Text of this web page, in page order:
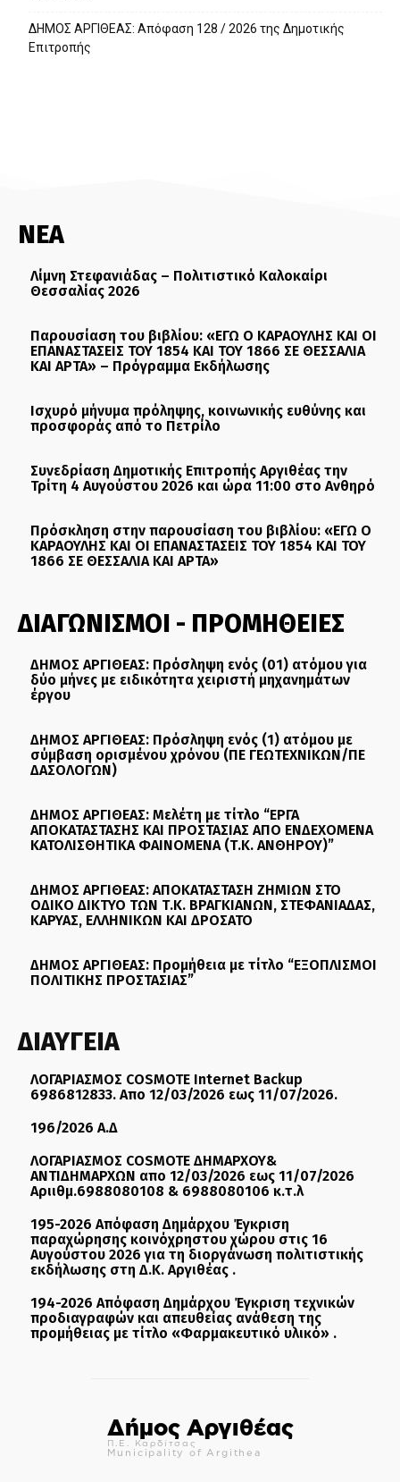
ΔΗΜΟΣ ΑΡΓΙΘΕΑΣ: Απόφαση 128 / 2026 της Δημοτικής
Επιτροπής
ΝΕΑ
Λίμνη Στεφανιάδας – Πολιτιστικό Καλοκαίρι
Θεσσαλίας 2026
Παρουσίαση του βιβλίου: «ΕΓΩ Ο ΚΑΡΑΟΥΛΗΣ ΚΑΙ ΟΙ
ΕΠΑΝΑΣΤΑΣΕΙΣ ΤΟΥ 1854 ΚΑΙ ΤΟΥ 1866 ΣΕ ΘΕΣΣΑΛΙΑ
ΚΑΙ ΑΡΤΑ» – Πρόγραμμα Εκδήλωσης
Ισχυρό μήνυμα πρόληψης, κοινωνικής ευθύνης και
προσφοράς από το Πετρίλο
Συνεδρίαση Δημοτικής Επιτροπής Αργιθέας την
Τρίτη 4 Αυγούστου 2026 και ώρα 11:00 στο Ανθηρό
Πρόσκληση στην παρουσίαση του βιβλίου: «ΕΓΩ Ο
ΚΑΡΑΟΥΛΗΣ ΚΑΙ ΟΙ ΕΠΑΝΑΣΤΑΣΕΙΣ ΤΟΥ 1854 ΚΑΙ ΤΟΥ
1866 ΣΕ ΘΕΣΣΑΛΙΑ ΚΑΙ ΑΡΤΑ»
ΔΙΑΓΩΝΙΣΜΟΙ - ΠΡΟΜΗΘΕΙΕΣ
ΔΗΜΟΣ ΑΡΓΙΘΕΑΣ: Πρόσληψη ενός (01) ατόμου για
δύο μήνες με ειδικότητα χειριστή μηχανημάτων
έργου
ΔΗΜΟΣ ΑΡΓΙΘΕΑΣ: Πρόσληψη ενός (1) ατόμου με
σύμβαση ορισμένου χρόνου (ΠΕ ΓΕΩΤΕΧΝΙΚΩΝ/ΠΕ
ΔΑΣΟΛΟΓΩΝ)
ΔΗΜΟΣ ΑΡΓΙΘΕΑΣ: Μελέτη με τίτλο “ΕΡΓΑ
ΑΠΟΚΑΤΑΣΤΑΣΗΣ ΚΑΙ ΠΡΟΣΤΑΣΙΑΣ ΑΠΟ ΕΝΔΕΧΟΜΕΝΑ
ΚΑΤΟΛΙΣΘΗΤΙΚΑ ΦΑΙΝΟΜΕΝΑ (Τ.Κ. ΑΝΘΗΡΟΥ)”
ΔΗΜΟΣ ΑΡΓΙΘΕΑΣ: ΑΠΟΚΑΤΑΣΤΑΣΗ ΖΗΜΙΩΝ ΣΤΟ
ΟΔΙΚΟ ΔΙΚΤΥΟ ΤΩΝ Τ.Κ. ΒΡΑΓΚΙΑΝΩΝ, ΣΤΕΦΑΝΙΑΔΑΣ,
ΚΑΡΥΑΣ, ΕΛΛΗΝΙΚΩΝ ΚΑΙ ΔΡΟΣΑΤΟ
ΔΗΜΟΣ ΑΡΓΙΘΕΑΣ: Προμήθεια με τίτλο “ΕΞΟΠΛΙΣΜΟΙ
ΠΟΛΙΤΙΚΗΣ ΠΡΟΣΤΑΣΙΑΣ”
ΔΙΑΥΓΕΙΑ
ΛΟΓΑΡΙΑΣΜΟΣ COSMOTE Internet Backup
6986812833. Απο 12/03/2026 εως 11/07/2026.
196/2026 Α.Δ
ΛΟΓΑΡΙΑΣΜΟΣ COSMOTE ΔΗΜΑΡΧΟΥ&
ΑΝΤΙΔΗΜΑΡΧΩΝ απο 12/03/2026 εως 11/07/2026
Αριιθμ.6988080108 & 6988080106 κ.τ.λ
195-2026 Απόφαση Δημάρχου Έγκριση
παραχώρησης κοινόχρηστου χώρου στις 16
Αυγούστου 2026 για τη διοργάνωση πολιτιστικής
εκδήλωσης στη Δ.Κ. Αργιθέας .
194-2026 Απόφαση Δημάρχου Έγκριση τεχνικών
προδιαγραφών και απευθείας ανάθεση της
προμήθειας με τίτλο «Φαρμακευτικό υλικό» .
Δήμος Αργιθέας
Π.Ε. Καρδίτσας
Municipality of Argithea